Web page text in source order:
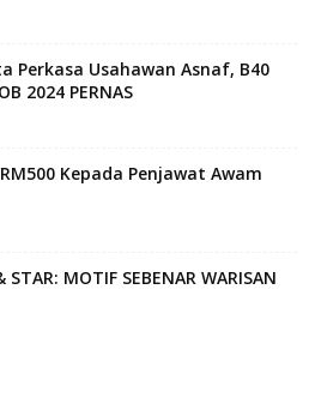
Perkasa Usahawan Asnaf, B40
2024 PERNAS
Kepada Penjawat Awam
STAR: MOTIF SEBENAR WARISAN